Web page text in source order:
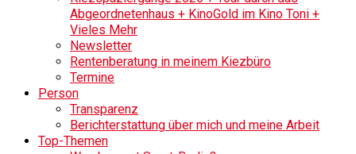
Abgeordnetenhaus + KinoGold im Kino Toni +
Vieles Mehr
Newsletter
Rentenberatung in meinem Kiezbüro
Termine
Person
Transparenz
Berichterstattung über mich und meine Arbeit
Top-Themen